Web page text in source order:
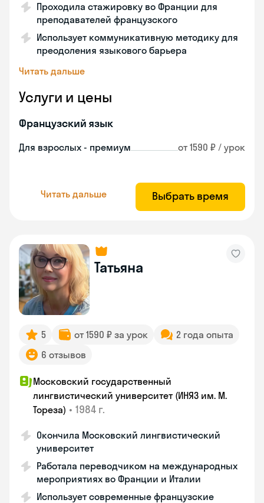
Проходила стажировку во Франции для
преподавателей французского
Использует коммуникативную методику для
преодоления языкового барьера
Читать дальше
Услуги и цены
Французский язык
Для взрослых - премиум от 1590 ₽ / урок
Читать дальше Выбрать время
Татьяна
5 от 1590 ₽ за урок
2 года опыта
6 отзывов
Московский государственный
лингвистический университет (ИНЯЗ им. М.
Тореза) • 1984 г.
Окончила Московский лингвистический
университет
Работала переводчиком на международных
мероприятиях во Франции и Италии
Использует современные французские